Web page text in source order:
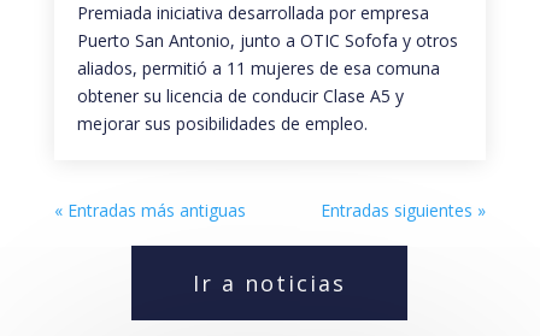
Premiada iniciativa desarrollada por empresa
Puerto San Antonio, junto a OTIC Sofofa y otros
aliados, permitió a 11 mujeres de esa comuna
obtener su licencia de conducir Clase A5 y
mejorar sus posibilidades de empleo.
« Entradas más antiguas Entradas siguientes »
Ir a noticias